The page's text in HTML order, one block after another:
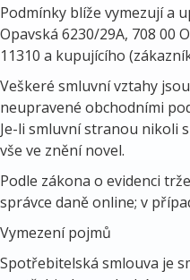
Podmínky blíže vymezují a
Opavská 6230/29A, 708 00
11310 a kupujícího
Veškeré smluvní vztahy
neupravené obchodními
Je-li smluvní stranou nikoli
vše ve znění novel.
Podle zákona o evidenci
správce daně online; v
Vymezení pojmů
Spotřebitelská smlouva je